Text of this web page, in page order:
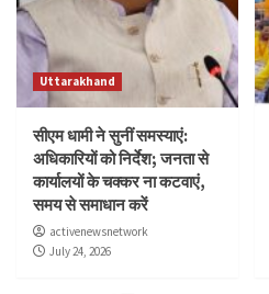
Uttarakhand
सीएम धामी ने सुनीं समस्याएं:
अधिकारियों को निर्देश; जनता से
कार्यालयों के चक्कर ना कटवाएं,
समय से समाधान करें
activenewsnetwork
July 24, 2026